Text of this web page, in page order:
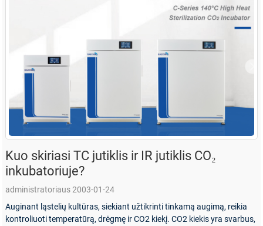
Kuo skiriasi TC jutiklis ir IR jutiklis CO₂
inkubatoriuje?
administratoriaus 2003-01-24
Auginant ląstelių kultūras, siekiant užtikrinti tinkamą augimą, reikia
kontroliuoti temperatūrą, drėgmę ir CO2 kiekį. CO2 kiekis yra svarbus,